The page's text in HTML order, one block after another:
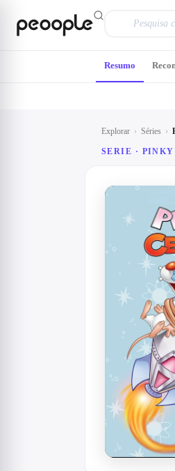
Explorar › Séries ›
SERIE · PINKY
Resumo